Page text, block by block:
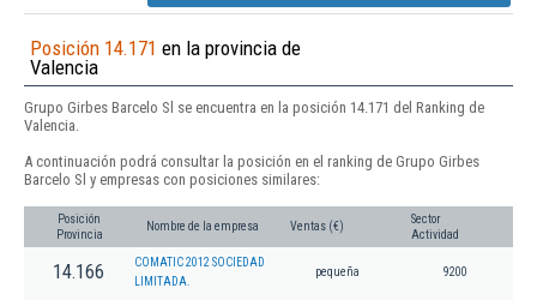
Posición 14.171 en la provincia de
Valencia
Grupo Girbes Barcelo Sl se encuentra en la posición 14.171 del Ranking de
Valencia.
A continuación podrá consultar la posición en el ranking de Grupo Girbes
Barcelo Sl y empresas con posiciones similares:
Posición
Provincia
Nombre de la empresa Ventas (€)
Sector
Actividad
14.166
COMATIC 2012 SOCIEDAD
LIMITADA.
pequeña 9200